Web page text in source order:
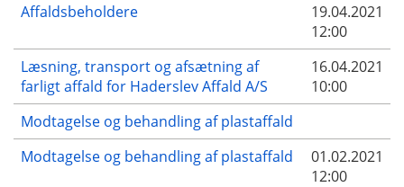
Affaldsbeholdere
19.04.2021
12:00
Læsning, transport og afsætning af
farligt affald for Haderslev Affald A/S
16.04.2021
10:00
Modtagelse og behandling af plastaffald
Modtagelse og behandling af plastaffald
01.02.2021
12:00